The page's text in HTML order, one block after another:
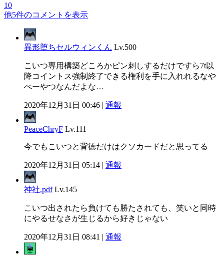
10
他5件のコメントを表示
異形堕ちセルウィンくん Lv.500
こいつ専用構築どころかピン刺しするだけですら7t以
降コイントス強制終了できる権利を手に入れれるなや
べーやつなんだよな…
2020年12月31日 00:46 | 通報
PeaceChryF Lv.111
今でもこいつと背徳だけはクソカードだと思ってる
2020年12月31日 05:14 | 通報
神社.pdf Lv.145
こいつ出されたら負けても勝たされても、笑いと同時
にやるせなさが生じるから好きじゃない
2020年12月31日 08:41 | 通報